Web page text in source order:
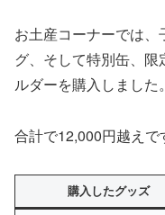
お土産コーナーでは
グ、そして特別缶、
ルダーを購入しました。
合計で12,000円越え
購入したグッズ